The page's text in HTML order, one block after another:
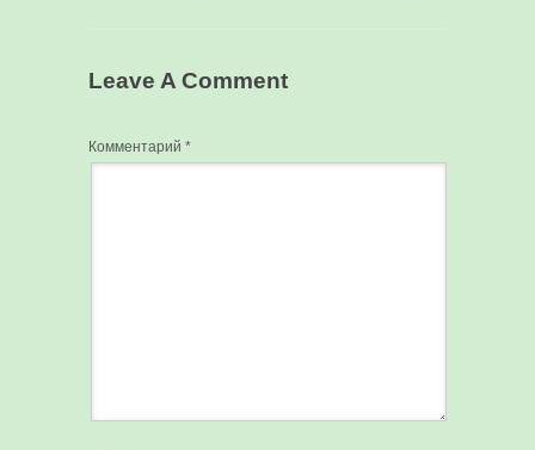
Leave A Comment
Комментарий *